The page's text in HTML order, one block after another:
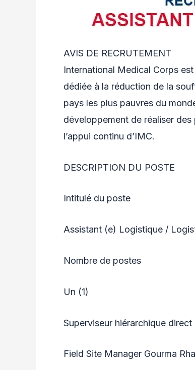
AVIS DE RECRUTEMENT
International Medical Corps
dédiée à la réduction de la
pays les plus pauvres du
développement de réaliser
l’appui continu d’IMC.
DESCRIPTION DU POSTE
Intitulé du poste
Assistant (e) Logistique /
Nombre de postes
Un (1)
Superviseur hiérarchique direct
Field Site Manager Gourma